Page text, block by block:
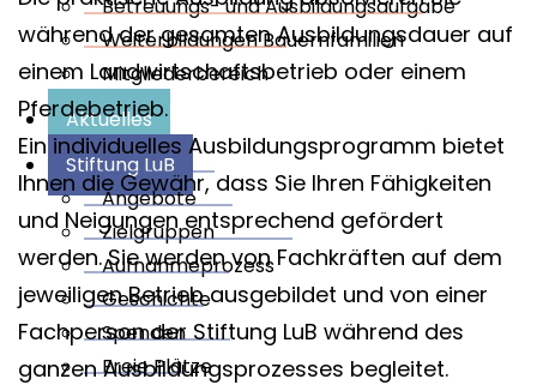
Betreuungs- und Ausbildungsaufgabe
Weiterbildungen Bauernfamilien
Mitgliederbereich
Aktuelles
Stiftung LuB
Angebote
Zielgruppen
Aufnahmeprozess
Geschichte
Spenden
Freie Plätze
während der gesamten Ausbildungsdauer auf
einem Landwirtschaftsbetrieb oder einem
Pferdebetrieb.
Ein individuelles Ausbildungsprogramm bietet
Ihnen die Gewähr, dass Sie Ihren Fähigkeiten
und Neigungen entsprechend gefördert
werden. Sie werden von Fachkräften auf dem
jeweiligen Betrieb ausgebildet und von einer
Fachperson der Stiftung LuB während des
ganzen Ausbildungsprozesses begleitet.